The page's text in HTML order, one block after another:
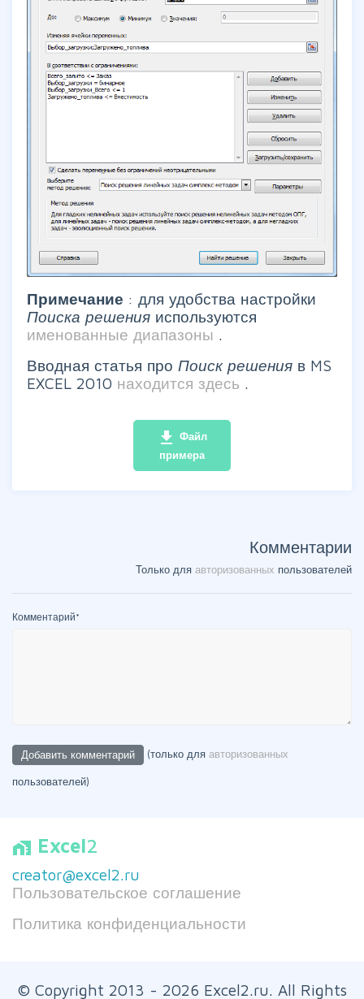
Примечание : для удобства настройки
Поиска решения используются
именованные диапазоны .
Вводная статья про Поиск решения в MS
EXCEL 2010 находится здесь .
file_download Файл
примера
Комментарии
Только для авторизованных пользователей
Комментарий*
(только для авторизованных
пользователей)
home_work Excel2
creator@excel2.ru
Пользовательское соглашение
Политика конфиденциальности
© Copyright 2013 - 2026 Excel2.ru. All Rights